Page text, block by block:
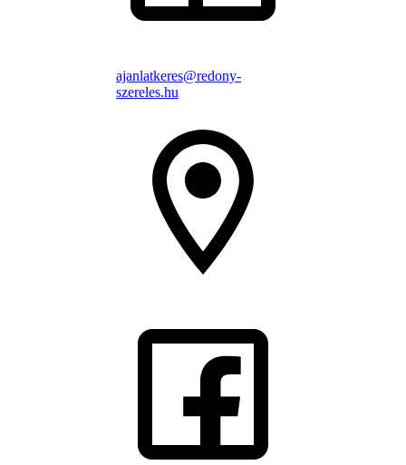
ajanlatkeres@redony-
szereles.hu